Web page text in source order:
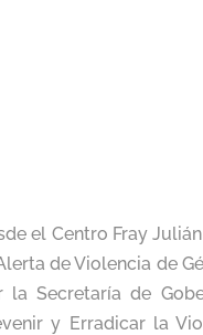
el Centro Fray
de Violencia de
la Secretaría de
y Erradicar la